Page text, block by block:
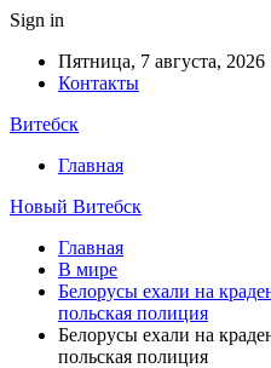
Sign in
Пятница, 7 августа, 2026
Контакты
Витебск
Главная
Новый Витебск
Главная
В мире
Белорусы ехали на
польская полиция
Белорусы ехали на
польская полиция